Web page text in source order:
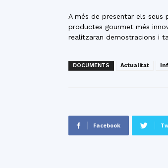
A més de presentar els seus
productes gourmet més
realitzaran demostracions i
DOCUMENTS Actualitat
Facebook